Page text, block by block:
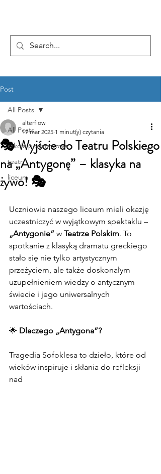
Post
All Posts
szkoła podstawowa
teatr
liceum
All Posts
🎭 Wyjście do Teatru Polskiego
na „Antygonę” – klasyka na
żywo! 🎭
alterflow
17 mar 2025 1 minut(y) czytania
Uczniowie naszego liceum mieli okazję
uczestniczyć w wyjątkowym spektaklu –
„Antygonie” w Teatrze Polskim. To
spotkanie z klasyką dramatu greckiego
stało się nie tylko artystycznym
przeżyciem, ale także doskonałym
uzupełnieniem wiedzy o antycznym
świecie i jego uniwersalnych
wartościach.
🌟 Dlaczego „Antygona”?
Tragedia Sofoklesa to dzieło, które od
wieków inspiruje i skłania do refleksji
nad